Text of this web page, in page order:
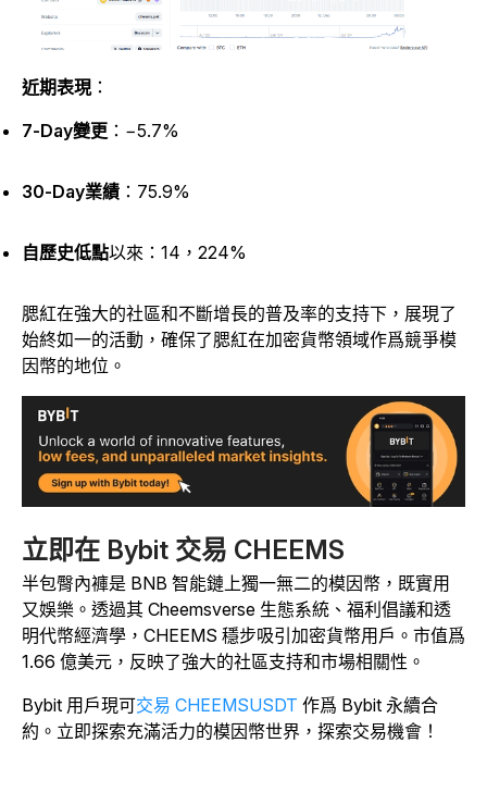
近期表現：
7-Day變更 ：−5.7%
30-Day業績 ：75.9%
自歷史低點以來 ：14，224%
腮紅在強大的社區和不斷增長的普及率的支持下，展現了
始終如一的活動，確保了腮紅在加密貨幣領域作爲競爭模
因幣的地位。
立即在 Bybit 交易 CHEEMS
半包臀內褲是 BNB 智能鏈上獨一無二的模因幣，既實用
又娛樂。透過其 Cheemsverse 生態系統、福利倡議和透
明代幣經濟學，CHEEMS 穩步吸引加密貨幣用戶。市值爲
1.66 億美元，反映了強大的社區支持和市場相關性。
Bybit 用戶現可交易 CHEEMSUSDT 作爲 Bybit 永續合
約。立即探索充滿活力的模因幣世界，探索交易機會！